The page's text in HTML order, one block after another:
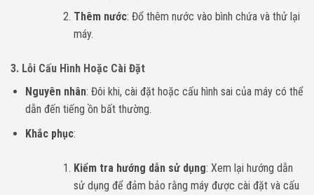
Thêm nước: Đổ thêm nước vào bình chứa và thử lại
máy.
3. Lỗi Cấu Hình Hoặc Cài Đặt
Nguyên nhân: Đôi khi, cài đặt hoặc cấu hình sai của máy có thể
dẫn đến tiếng ồn bất thường.
Khắc phục:
Kiểm tra hướng dẫn sử dụng: Xem lại hướng dẫn
sử dụng để đảm bảo rằng máy được cài đặt và cấu